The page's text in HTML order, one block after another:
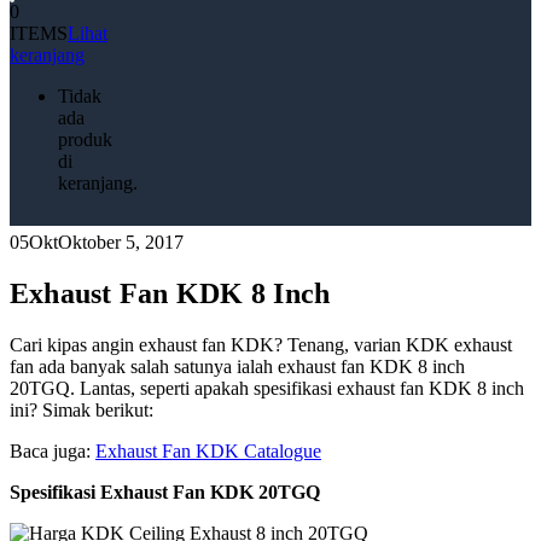
0
ITEMSLihat
keranjang
Tidak
ada
produk
di
keranjang.
05OktOktober 5, 2017
Exhaust Fan KDK 8 Inch
Cari kipas angin exhaust fan KDK? Tenang, varian KDK exhaust
fan ada banyak salah satunya ialah exhaust fan KDK 8 inch
20TGQ. Lantas, seperti apakah spesifikasi exhaust fan KDK 8 inch
ini? Simak berikut:
Baca juga: Exhaust Fan KDK Catalogue
Spesifikasi Exhaust Fan KDK 20TGQ